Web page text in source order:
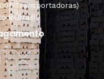
Transportadoras)
Brasil!